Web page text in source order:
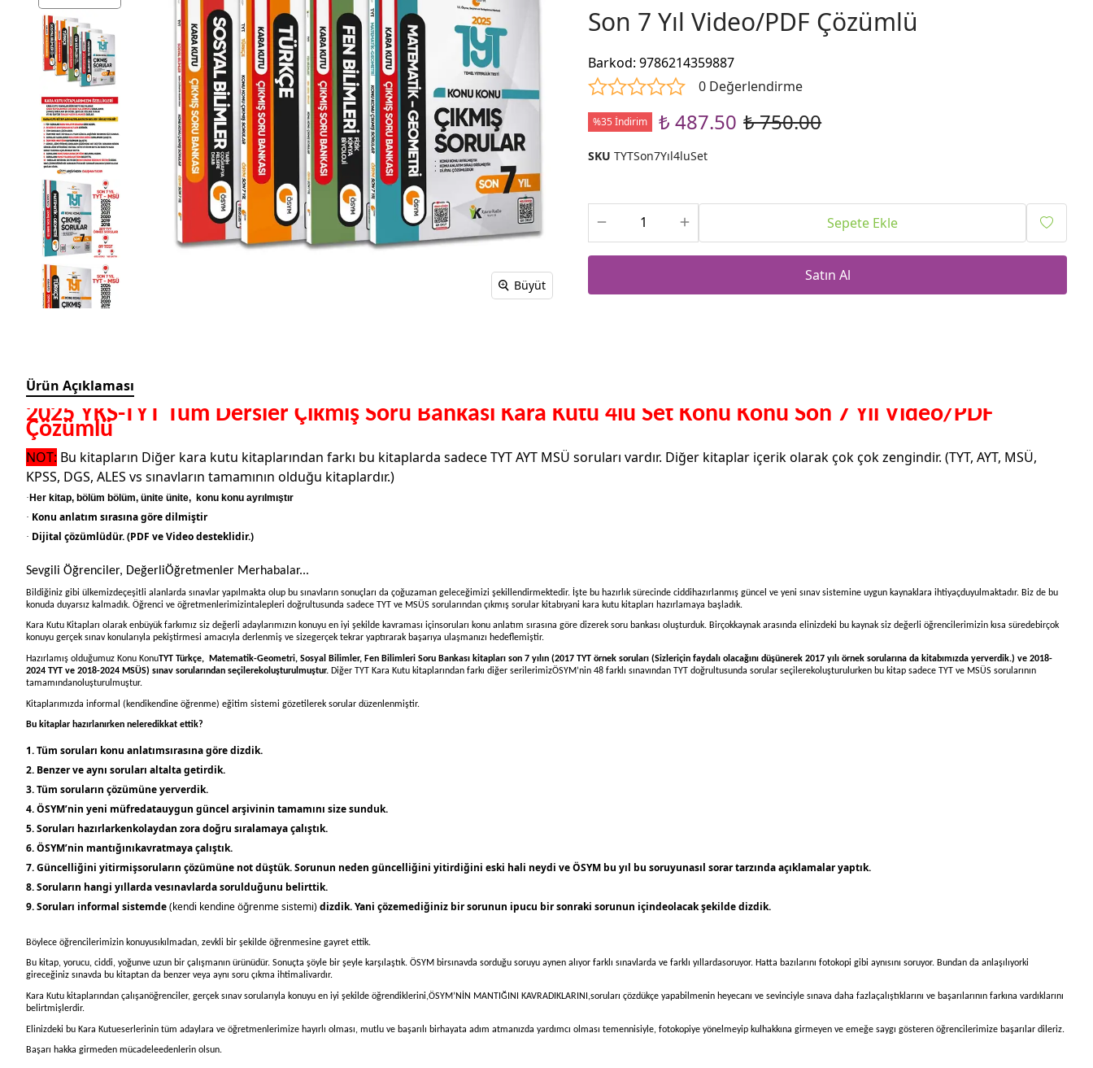
Büyüt
Son 7 Yıl Video/PDF Çözümlü
Barkod:9786214359887
0 Değerlendirme
%35 İndirim ₺ 487.50 ₺ 750.00
SKU TYTSon7Yıl4luSet
Sepete Ekle
Satın Al
Ürün Açıklaması
2025 YKS-TYT Tüm Dersler Çıkmış Soru Bankası Kara Kutu 4lü Set Konu Konu Son 7 Yıl Video/PDF
Çözümlü
NOT: Bu kitapların Diğer kara kutu kitaplarından farkı bu kitaplarda sadece TYT AYT MSÜ soruları vardır. Diğer kitaplar içerik olarak çok çok zengindir. (TYT, AYT, MSÜ,
KPSS, DGS, ALES vs sınavların tamamının olduğu kitaplardır.)
· Her kitap, bölüm bölüm, ünite ünite, konu konu ayrılmıştır
· Konu anlatım sırasına göre dilmiştir
· Dijital çözümlüdür. (PDF ve Video desteklidir.)
Sevgili Öğrenciler, DeğerliÖğretmenler Merhabalar...
Bildiğiniz gibi ülkemizdeçeşitli alanlarda sınavlar yapılmakta olup bu sınavların sonuçları da çoğuzaman geleceğimizi şekillendirmektedir. İşte bu hazırlık sürecinde ciddihazırlanmış güncel ve yeni sınav sistemine uygun kaynaklara ihtiyaçduyulmaktadır. Biz de bu
konuda duyarsız kalmadık. Öğrenci ve öğretmenlerimizintalepleri doğrultusunda sadece TYT ve MSÜS sorularından çıkmış sorular kitabıyani kara kutu kitapları hazırlamaya başladık.
Kara Kutu Kitapları olarak enbüyük farkımız siz değerli adaylarımızın konuyu en iyi şekilde kavraması içinsoruları konu anlatım sırasına göre dizerek soru bankası oluşturduk. Birçokkaynak arasında elinizdeki bu kaynak siz değerli öğrencilerimizin kısa süredebirçok
konuyu gerçek sınav konularıyla pekiştirmesi amacıyla derlenmiş ve sizegerçek tekrar yaptırarak başarıya ulaşmanızı hedeflemiştir.
Hazırlamış olduğumuz Konu KonuTYT Türkçe, Matematik-Geometri, Sosyal Bilimler, Fen Bilimleri Soru Bankası kitapları son 7 yılın (2017 TYT örnek soruları (Sizleriçin faydalı olacağını düşünerek 2017 yılı örnek sorularına da kitabımızda yerverdik.) ve 2018-
2024 TYT ve 2018-2024 MSÜS) sınav sorularından seçilerekoluşturulmuştur. Diğer TYT Kara Kutu kitaplarından farkı diğer serilerimizÖSYM’nin 48 farklı sınavından TYT doğrultusunda sorular seçilerekoluşturulurken bu kitap sadece TYT ve MSÜS sorularının
tamamındanoluşturulmuştur.
Kitaplarımızda informal (kendikendine öğrenme) eğitim sistemi gözetilerek sorular düzenlenmiştir.
Bu kitaplar hazırlanırken neleredikkat ettik?
1. Tüm soruları konu anlatımsırasına göre dizdik.
2. Benzer ve aynı soruları altalta getirdik.
3. Tüm soruların çözümüne yerverdik.
4. ÖSYM’nin yeni müfredatauygun güncel arşivinin tamamını size sunduk.
5. Soruları hazırlarkenkolaydan zora doğru sıralamaya çalıştık.
6. ÖSYM’nin mantığınıkavratmaya çalıştık.
7. Güncelliğini yitirmişsoruların çözümüne not düştük. Sorunun neden güncelliğini yitirdiğini eski hali neydi ve ÖSYM bu yıl bu soruyunasıl sorar tarzında açıklamalar yaptık.
8. Soruların hangi yıllarda vesınavlarda sorulduğunu belirttik.
9. Soruları informal sistemde(kendi kendine öğrenme sistemi)dizdik. Yani çözemediğiniz bir sorunun ipucu bir sonraki sorunun içindeolacak şekilde dizdik.
Böylece öğrencilerimizin konuyusıkılmadan, zevkli bir şekilde öğrenmesine gayret ettik.
Bu kitap, yorucu, ciddi, yoğunve uzun bir çalışmanın ürünüdür. Sonuçta şöyle bir şeyle karşılaştık. ÖSYM birsınavda sorduğu soruyu aynen alıyor farklı sınavlarda ve farklı yıllardasoruyor. Hatta bazılarını fotokopi gibi aynısını soruyor. Bundan da anlaşılıyorki
gireceğiniz sınavda bu kitaptan da benzer veya aynı soru çıkma ihtimalivardır.
Kara Kutu kitaplarından çalışanöğrenciler, gerçek sınav sorularıyla konuyu en iyi şekilde öğrendiklerini,ÖSYM’NİN MANTIĞINI KAVRADIKLARINI,soruları çözdükçe yapabilmenin heyecanı ve sevinciyle sınava daha fazlaçalıştıklarını ve başarılarının farkına vardıklarını
belirtmişlerdir.
Elinizdeki bu Kara Kutueserlerinin tüm adaylara ve öğretmenlerimize hayırlı olması, mutlu ve başarılı birhayata adım atmanızda yardımcı olması temennisiyle, fotokopiye yönelmeyip kulhakkına girmeyen ve emeğe saygı gösteren öğrencilerimize başarılar dileriz.
Başarı hakka girmeden mücadeleedenlerin olsun.